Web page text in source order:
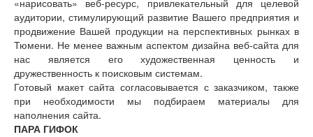
«нарисовать» веб-ресурс, привлекательный для целевой
аудитории, стимулирующий развитие Вашего предприятия и
продвижение Вашей продукции на перспективных рынках в
Тюмени. Не менее важным аспектом дизайна веб-сайта для
нас является его художественная ценность и
дружественность к поисковым системам.
Готовый макет сайта согласовывается с заказчиком, также
при необходимости мы подбираем материалы для
наполнения сайта.
ПАРА ГИФОК